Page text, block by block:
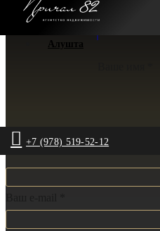
Ялта
Алушта
+7 (978) 519-52-12